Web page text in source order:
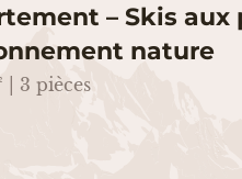
– Skis aux
nature
| 3 pièces